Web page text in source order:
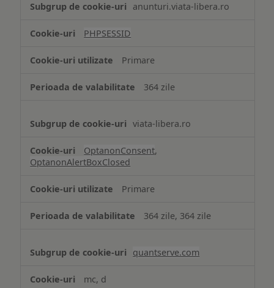
de
Cookie
necesare
anunturi.viata-libera.ro
PHPSESSID
Primare
364 zile
viata-libera.ro
OptanonConsent,
OptanonAlertBoxClosed
Primare
364 zile, 364 zile
quantserve.com
mc, d